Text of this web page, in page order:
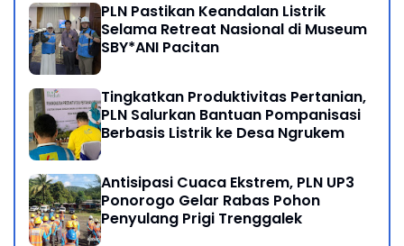
PLN Pastikan Keandalan Listrik
Selama Retreat Nasional di Museum
SBY*ANI Pacitan
Tingkatkan Produktivitas Pertanian,
PLN Salurkan Bantuan Pompanisasi
Berbasis Listrik ke Desa Ngrukem
Antisipasi Cuaca Ekstrem, PLN UP3
Ponorogo Gelar Rabas Pohon
Penyulang Prigi Trenggalek